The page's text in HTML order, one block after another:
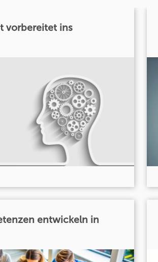
vorbereitet ins
entwickeln in